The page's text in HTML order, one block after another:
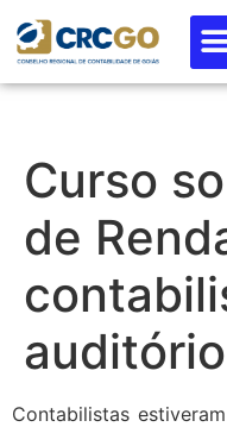
Curso
de
Contabilistas